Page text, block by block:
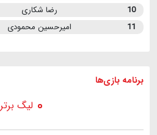
10
رضا شکاری
11
امیرحسین محمودی
برنامه بازی ها
لیگ برتر